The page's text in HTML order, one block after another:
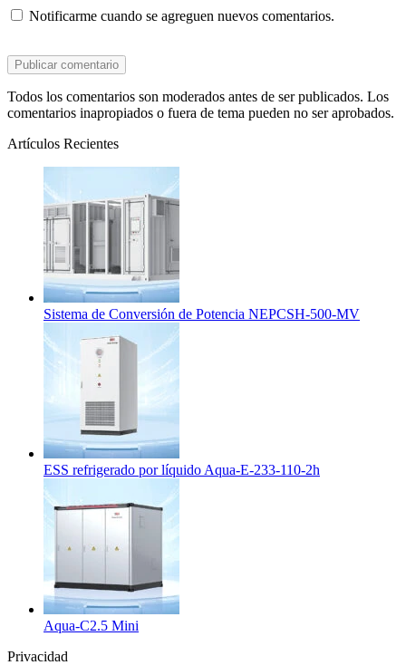
Notificarme cuando se agreguen nuevos comentarios.
Todos los comentarios son moderados antes de ser publicados. Los
comentarios inapropiados o fuera de tema pueden no ser aprobados.
Artículos Recientes
Sistema de Conversión de Potencia NEPCSH-500-MV
ESS refrigerado por líquido Aqua-E-233-110-2h
Aqua-C2.5 Mini
Privacidad